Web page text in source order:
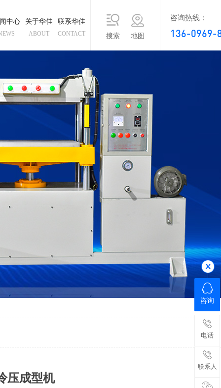
中心 关于华佳
ABOUT
联系华佳
CONTACT 搜索 地图
咨询热线：
136-0969-
压成型机
咨询
电话
联系人